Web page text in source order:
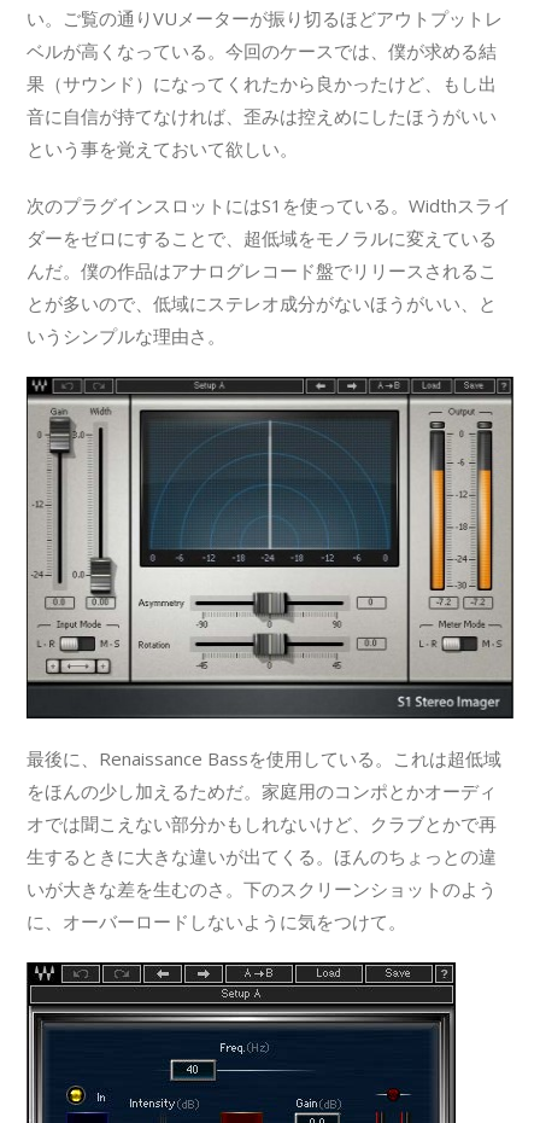
い。ご覧の通りVUメーターが振り切るほどアウトプットレ
ベルが高くなっている。今回のケースでは、僕が求める結
果（サウンド）になってくれたから良かったけど、もし出
音に自信が持てなければ、歪みは控えめにしたほうがいい
という事を覚えておいて欲しい。
次のプラグインスロットにはS1を使っている。Widthスライ
ダーをゼロにすることで、超低域をモノラルに変えている
んだ。僕の作品はアナログレコード盤でリリースされるこ
とが多いので、低域にステレオ成分がないほうがいい、と
いうシンプルな理由さ。
最後に、Renaissance Bassを使用している。これは超低域
をほんの少し加えるためだ。家庭用のコンポとかオーディ
オでは聞こえない部分かもしれないけど、クラブとかで再
生するときに大きな違いが出てくる。ほんのちょっとの違
いが大きな差を生むのさ。下のスクリーンショットのよう
に、オーバーロードしないように気をつけて。